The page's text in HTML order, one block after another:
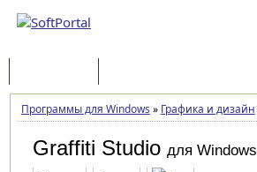
Программы для Windows » Графика и дизайн
Graffiti Studio для Windows